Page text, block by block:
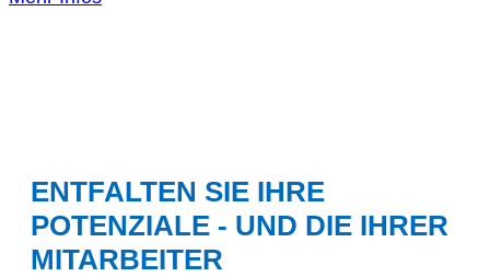
ENTFALTEN SIE IHRE
POTENZIALE - UND DIE IHRER
MITARBEITER